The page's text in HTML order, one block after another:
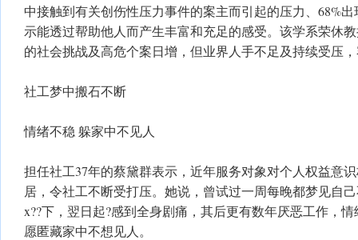
中接触到有关创伤性压力事件的案主而引起的压力、68%
示能透过帮助他人而产生丰富和充足的感受。该学系荣休
的社会挑战及高危个案日增，但业界人手不足及持续受压
社工梦中搬石不断
情绪不稳 躲家中不见人
担任社工37年的蔡黛群表示，近年服务对象对个人权益意
居，令社工不断受打压。她说，曾试过一周每晚都梦见自
x??下，翌日起?感到全身剧痛，其后更有数年厌恶工作，
愿匿藏家中不想见人。